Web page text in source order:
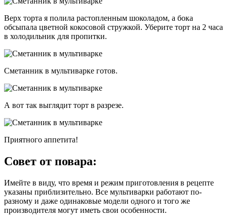
Верх торта я полила растопленным шоколадом, а бока
обсыпала цветной кокосовой стружкой. Уберите торт на 2 часа
в холодильник для пропитки.
Сметанник в мультиварке готов.
А вот так выглядит торт в разрезе.
Приятного аппетита!
Совет от повара:
Имейте в виду, что время и режим приготовления в рецепте
указаны приблизительно. Все мультиварки работают по-
разному и даже одинаковые модели одного и того же
производителя могут иметь свои особенности.